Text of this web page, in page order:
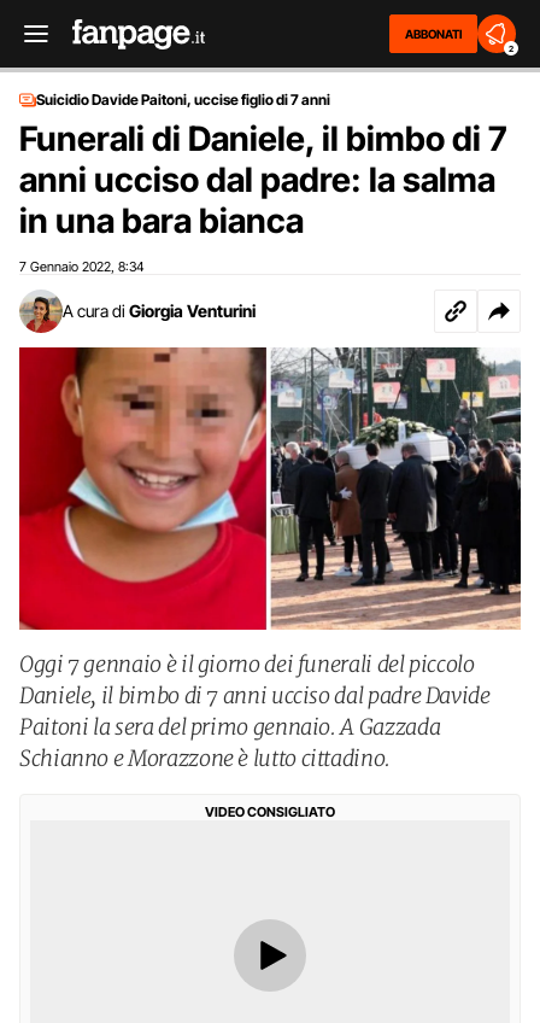
ABBONATI
2
Suicidio Davide Paitoni, uccise figlio di 7 anni
Funerali di Daniele, il bimbo di 7
anni ucciso dal padre: la salma
in una bara bianca
7 Gennaio 2022 8:34
A cura di Giorgia Venturini
Oggi 7 gennaio è il giorno dei funerali del piccolo
Daniele, il bimbo di 7 anni ucciso dal padre Davide
Paitoni la sera del primo gennaio. A Gazzada
Schianno e Morazzone è lutto cittadino.
VIDEO CONSIGLIATO